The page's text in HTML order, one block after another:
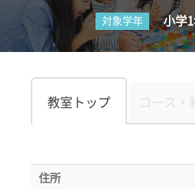
対象学年 小学
教室トップ コース・
住所